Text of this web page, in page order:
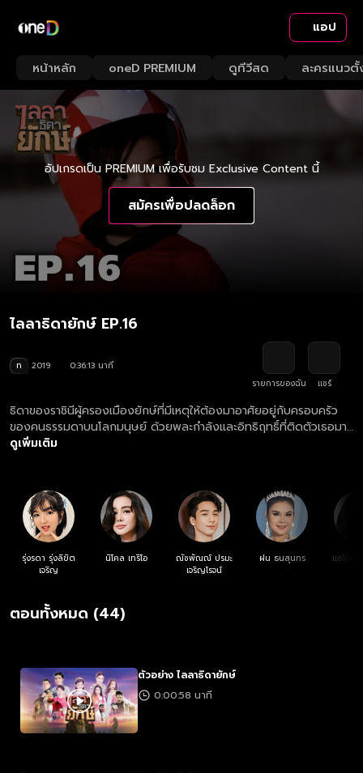
แอป
หน้าหลัก oneD PREMIUM ดูทีวีสด ละครแนวตั้
อัปเกรดเป็น PREMIUM เพื่อรับชม Exclusive Content นี้
สมัครเพื่อปลดล็อก
ไลลาธิดายักษ์ EP.16
ท 2019
0:36:13 นาที
รายการของฉัน
แชร์
ธิดาของราชินีผู้ครองเมืองยักษ์ที่มีเหตุให้ต้องมาอาศัยอยู่กับครอบครัว
ของคนธรรมดาบนโลกมนุษย์ ด้วยพละกำลังและอิทธิฤทธิ์ที่ติดตัวเธอมา
ทำให้ก่อเกิดฮีโร่คนใหม่ที่จะมาช่วยโลกให้พ้นจากอันตราย
ดูเพิ่มเติม
รุ่งรดา รุ่งลิขิต
เจริญ
นิโคล เทริโอ
ณัชพัณณ์ ปรมะ
เจริญโรจน์
ฝน ธนสุนทร แอริน
ตอนทั้งหมด (44)
ตัวอย่าง ไลลาธิดายักษ์
0:00:58 นาที